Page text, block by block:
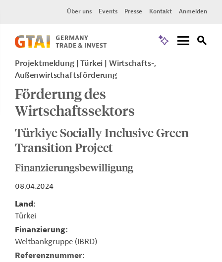
Über uns Events Presse Kontakt Anmelden
Projektmeldung Türkei
Wirtschafts-,
Außenwirtschaftsförderung
Förderung des
Wirtschaftssektors
Türkiye Socially Inclusive Green
Transition Project
Finanzierungsbewilligung
08.04.2024
Land
Türkei
Finanzierung
Weltbankgruppe (IBRD)
Referenznummer